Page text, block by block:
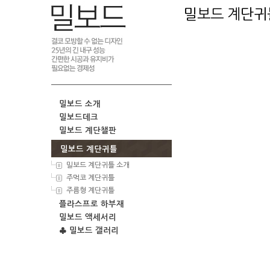
밀보드 소개
밀보드데크
밀보드 계단챌판
밀보드 계단귀틀
밀보드 계단귀틀 소개
주먹코 계단귀틀
주름형 계단귀틀
플라스프로 하부재
밀보드 액세서리
♣ 밀보드 갤러리
밀보드 계단귀